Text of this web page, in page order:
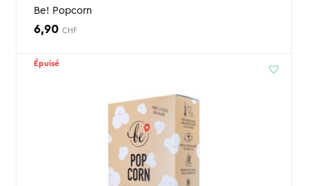
Be! Popcorn
6,90 CHF
Épuisé